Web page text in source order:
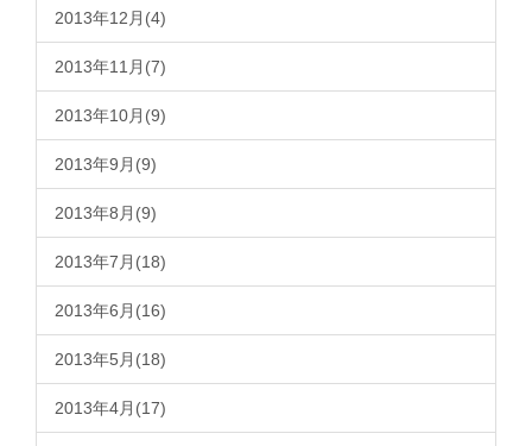
2013年12月(4)
2013年11月(7)
2013年10月(9)
2013年9月(9)
2013年8月(9)
2013年7月(18)
2013年6月(16)
2013年5月(18)
2013年4月(17)